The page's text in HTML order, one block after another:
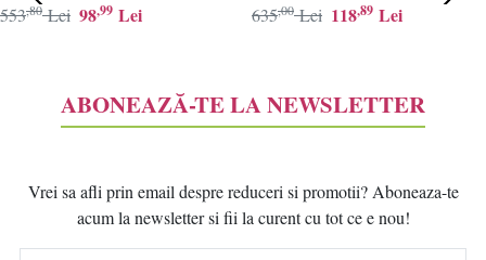
98,99 Lei
553,80 Lei 118,89 Lei
635,00 Lei
ABONEAZĂ-TE LA NEWSLETTER
Vrei sa afli prin email despre reduceri si promotii? Aboneaza-te
acum la newsletter si fii la curent cu tot ce e nou!